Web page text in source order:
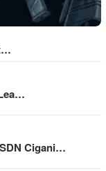
Cigani…